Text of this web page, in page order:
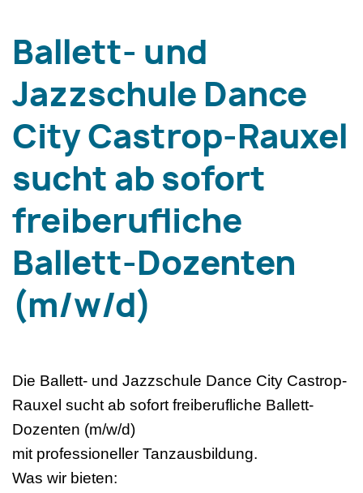
Ballett- und
Jazzschule Dance
City Castrop-Rauxel
sucht ab sofort
freiberufliche
Ballett-Dozenten
(m/w/d)
Die Ballett- und Jazzschule Dance City Castrop-
Rauxel sucht ab sofort freiberufliche Ballett-
Dozenten (m/w/d)
mit professioneller Tanzausbildung.
Was wir bieten: